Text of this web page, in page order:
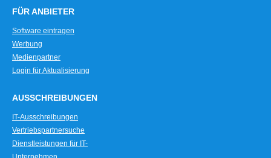
FÜR ANBIETER
Software eintragen
Werbung
Medienpartner
Login für Aktualisierung
AUSSCHREIBUNGEN
IT-Ausschreibungen
Vertriebspartnersuche
Dienstleistungen für IT-